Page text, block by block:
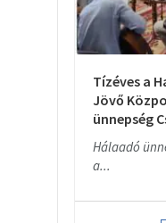
Tízéves a
Jövő
ünnepség
Hálaadó
a...